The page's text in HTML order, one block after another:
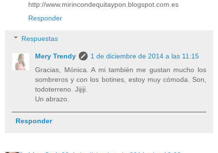
http://www.mirincondequitaypon.blogspot.com.es
Responder
Respuestas
Mery Trendy
1 de diciembre de 2014 a las 11:15
Gracias, Mónica. A mi también me gustan mucho los
sombreros y con los botines, estoy muy cómoda. Son,
todoterreno. Jijiji.
Un abrazo.
Responder